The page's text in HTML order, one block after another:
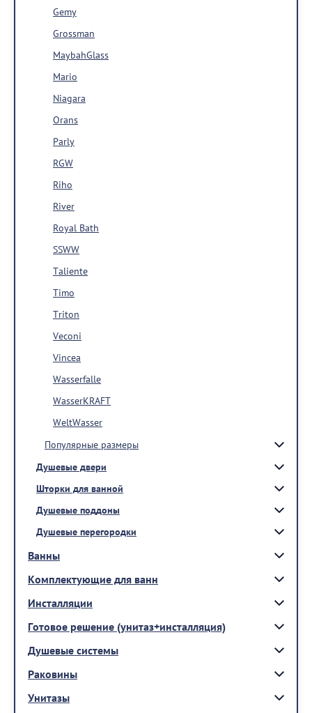
Gemy
Grossman
MaybahGlass
Mario
Niagara
Orans
Parly
RGW
Riho
River
Royal Bath
SSWW
Taliente
Timo
Triton
Veconi
Vincea
Wasserfalle
WasserKRAFT
WeltWasser
Популярные размеры
Душевые двери
Шторки для ванной
Душевые поддоны
Душевые перегородки
Ванны
Комплектующие для ванн
Инсталляции
Готовое решение (унитаз+инсталляция)
Душевые системы
Раковины
Унитазы